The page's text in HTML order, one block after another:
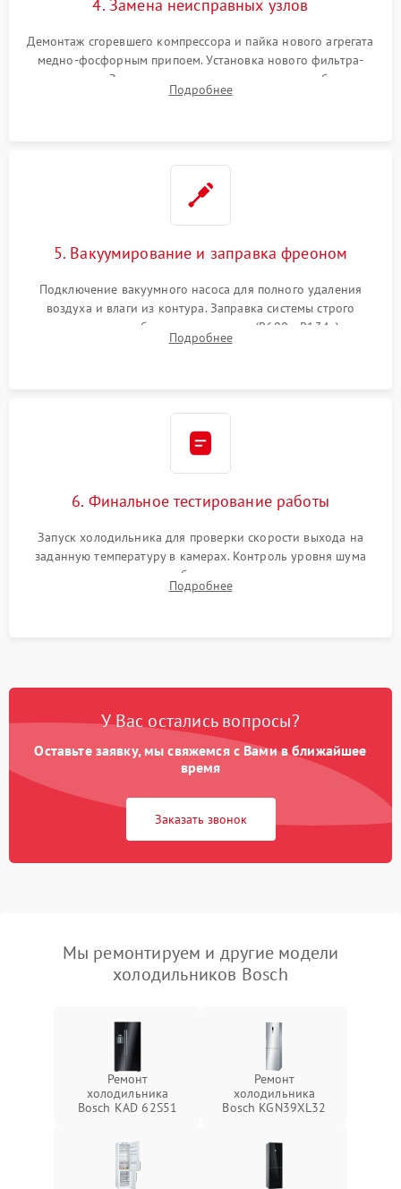
4. Замена неисправных узлов
Демонтаж сгоревшего компрессора и пайка нового агрегата
медно-фосфорным припоем. Установка нового фильтра-
осушителя. Замена изношенных вентиляторов обдува,
сломанных заслонок или поврежденных дверных петель.
Подробнее
5. Вакуумирование и заправка фреоном
Подключение вакуумного насоса для полного удаления
воздуха и влаги из контура. Заправка системы строго
дозированным объемом хладагента (R600a, R134a) по
электронным весам. Контроль рабочего давления в системе.
Подробнее
6. Финальное тестирование работы
Запуск холодильника для проверки скорости выхода на
заданную температуру в камерах. Контроль уровня шума
компрессора, отсутствия обмерзания стенок и корректного
срабатывания системы автоматической оттайки.
Подробнее
У Вас остались вопросы?
Оставьте заявку, мы свяжемся с Вами в ближайшее
время
Заказать звонок
Мы ремонтируем и другие модели
холодильников Bosch
Ремонт
холодильника
Bosch KAD 62S51
Ремонт
холодильника
Bosch KGN39XL32